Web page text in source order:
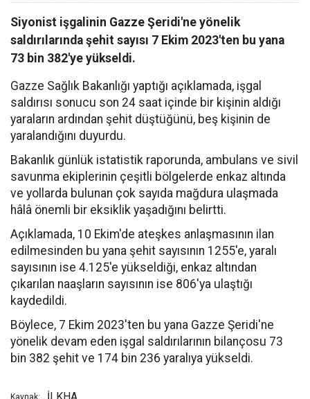
Siyonist işgalinin Gazze Şeridi'ne yönelik
saldırılarında şehit sayısı 7 Ekim 2023'ten bu yana
73 bin 382'ye yükseldi.
Gazze Sağlık Bakanlığı yaptığı açıklamada, işgal
saldırısı sonucu son 24 saat içinde bir kişinin aldığı
yaraların ardından şehit düştüğünü, beş kişinin de
yaralandığını duyurdu.
Bakanlık günlük istatistik raporunda, ambulans ve sivil
savunma ekiplerinin çeşitli bölgelerde enkaz altında
ve yollarda bulunan çok sayıda mağdura ulaşmada
hâlâ önemli bir eksiklik yaşadığını belirtti.
Açıklamada, 10 Ekim'de ateşkes anlaşmasının ilan
edilmesinden bu yana şehit sayısının 1255'e, yaralı
sayısının ise 4.125'e yükseldiği, enkaz altından
çıkarılan naaşların sayısının ise 806'ya ulaştığı
kaydedildi.
Böylece, 7 Ekim 2023'ten bu yana Gazze Şeridi'ne
yönelik devam eden işgal saldırılarının bilançosu 73
bin 382 şehit ve 174 bin 236 yaralıya yükseldi.
Kaynak: